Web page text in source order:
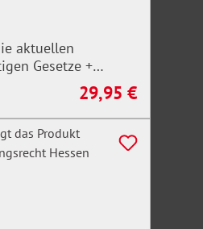
aktuellen
Gesetze +
Regulärer Preis:
29,95 €